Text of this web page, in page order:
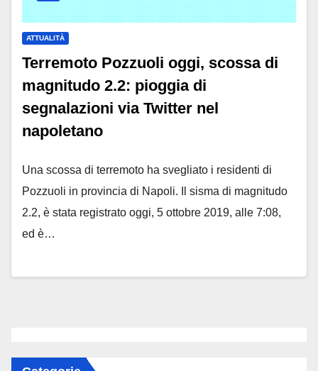
ATTUALITÀ
Terremoto Pozzuoli oggi, scossa di
magnitudo 2.2: pioggia di
segnalazioni via Twitter nel
napoletano
Una scossa di terremoto ha svegliato i residenti di
Pozzuoli in provincia di Napoli. Il sisma di magnitudo
2.2, è stata registrato oggi, 5 ottobre 2019, alle 7:08,
ed è…